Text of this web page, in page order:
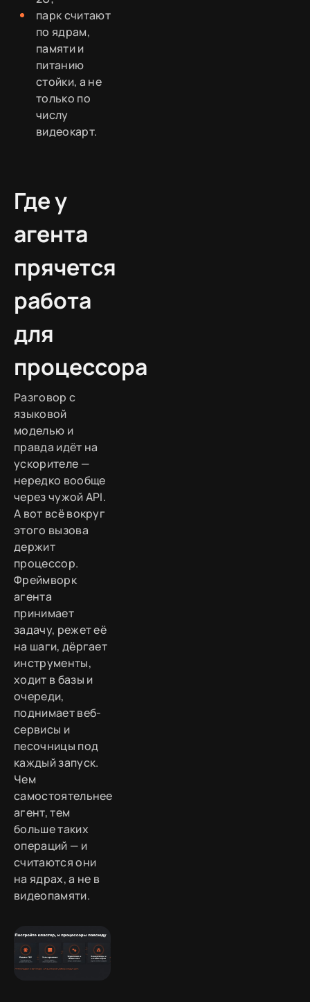
парк считают
по ядрам,
памяти и
питанию
стойки, а не
только по
числу
видеокарт.
Где у
агента
прячется
работа
для
процессора
Разговор с
языковой
моделью и
правда идёт на
ускорителе —
нередко вообще
через чужой API.
А вот всё вокруг
этого вызова
держит
процессор.
Фреймворк
агента
принимает
задачу, режет её
на шаги, дёргает
инструменты,
ходит в базы и
очереди,
поднимает веб-
сервисы и
песочницы под
каждый запуск.
Чем
самостоятельнее
агент, тем
больше таких
операций — и
считаются они
на ядрах, а не в
видеопамяти.